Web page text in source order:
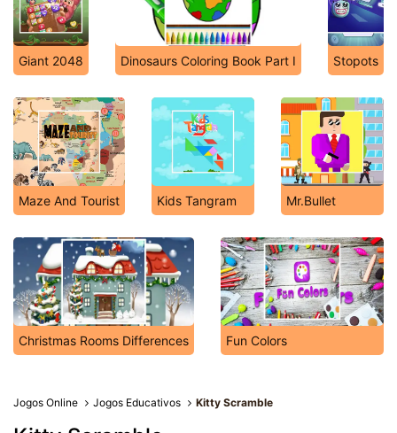
Giant 2048 Dinosaurs Coloring Book Part I Stopots
Maze And Tourist Kids Tangram Mr.Bullet
Christmas Rooms Differences Fun Colors
Jogos Online Jogos Educativos Kitty Scramble